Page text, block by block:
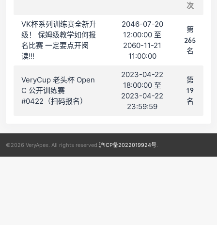
次
VK杯系列训练赛全新升
级！ 保姆级教学如何报
名比赛 一定要点开阅
读!!!
2046-07-20
12:00:00 至
2060-11-21
11:00:00
第
265
名
VeryCup 老头杯 Open
C 公开训练赛
#0422（扫码报名）
2023-04-22
18:00:00 至
2023-04-22
23:59:59
第
19
名
©2026 VeryApex. All rights reserved. 沪ICP备2022019924号